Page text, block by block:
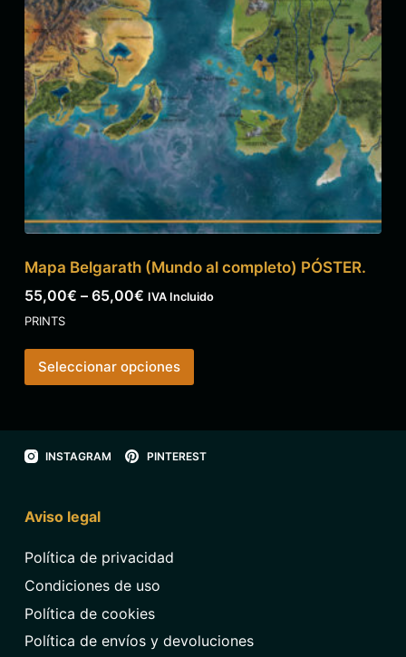
Mapa Belgarath (Mundo al completo) PÓSTER.
55,00€ – 65,00€ IVA Incluido
PRINTS
Seleccionar opciones
INSTAGRAM PINTEREST
Aviso legal
Política de privacidad
Condiciones de uso
Política de cookies
Política de envíos y devoluciones